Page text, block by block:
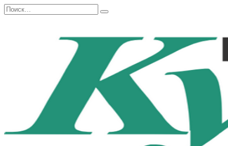
Перейти
к
Search
for: